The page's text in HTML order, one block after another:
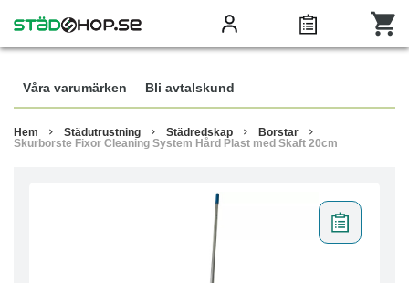
Våra varumärken Bli avtalskund
Hem Städutrustning Städredskap
Borstar
Skurborste Fixor Cleaning System Hård Plast med Skaft 20cm